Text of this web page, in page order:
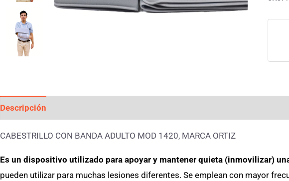
Descripción
CABESTRILLO CON BANDA ADULTO MOD 1420, MARCA ORTIZ
Es un dispositivo utilizado para apoyar y mantener quieta (inmovilizar)
pueden utilizar para muchas lesiones diferentes. Se emplean con mayor